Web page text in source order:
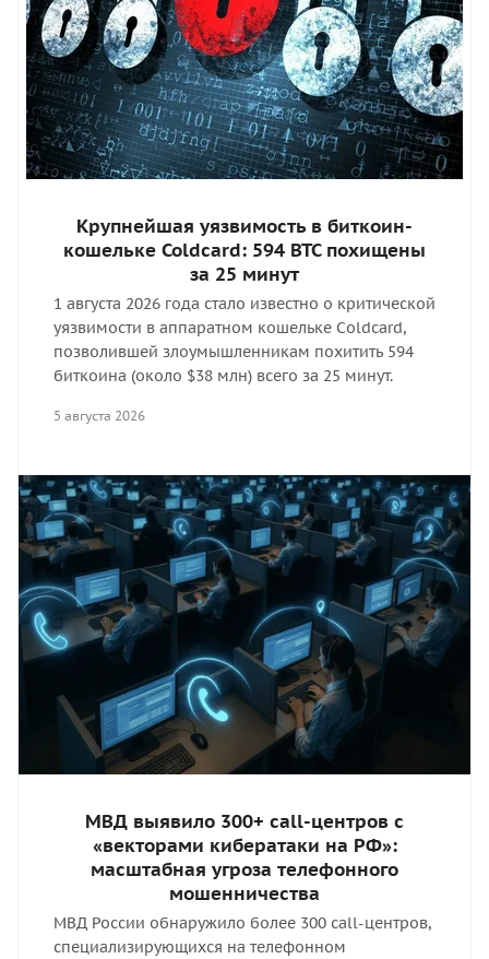
Крупнейшая уязвимость в биткоин-
кошельке Coldcard: 594 BTC похищены
за 25 минут
1 августа 2026 года стало известно о критической
уязвимости в аппаратном кошельке Coldcard,
позволившей злоумышленникам похитить 594
биткоина (около $38 млн) всего за 25 минут.
5 августа 2026
МВД выявило 300+ call-центров с
«векторами кибератаки на РФ»:
масштабная угроза телефонного
мошенничества
МВД России обнаружило более 300 call-центров,
специализирующихся на телефонном